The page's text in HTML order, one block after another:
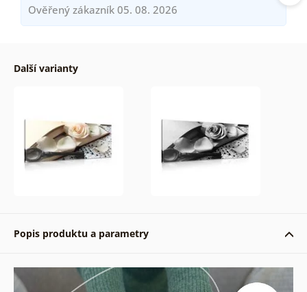
Ověřený zákazník 05. 08. 2026
Další varianty
Popis produktu a parametry